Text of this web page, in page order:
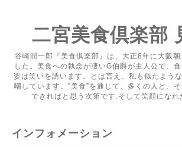
二宮美食倶楽部
谷崎潤一郎『美食倶楽部』は、大正8年に大阪朝
した。美食への執念が凄いG伯爵が主人公で、
姿は笑いを誘います。とは言え、私も似たよう
嘲しています。”美食”を通じて、多くの人と、
できればと思う次第です.そして笑顔になれ
インフォメーション